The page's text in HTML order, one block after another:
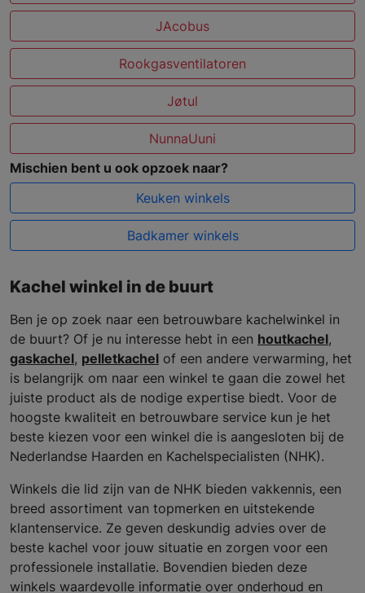
JAcobus
Rookgasventilatoren
Jøtul
NunnaUuni
Mischien bent u ook opzoek naar?
Keuken winkels
Badkamer winkels
Kachel winkel in de buurt
Ben je op zoek naar een betrouwbare kachelwinkel in
de buurt? Of je nu interesse hebt in een houtkachel,
gaskachel, pelletkachel of een andere verwarming, het
is belangrijk om naar een winkel te gaan die zowel het
juiste product als de nodige expertise biedt. Voor de
hoogste kwaliteit en betrouwbare service kun je het
beste kiezen voor een winkel die is aangesloten bij de
Nederlandse Haarden en Kachelspecialisten (NHK).
Winkels die lid zijn van de NHK bieden vakkennis, een
breed assortiment van topmerken en uitstekende
klantenservice. Ze geven deskundig advies over de
beste kachel voor jouw situatie en zorgen voor een
professionele installatie. Bovendien bieden deze
winkels waardevolle informatie over onderhoud en